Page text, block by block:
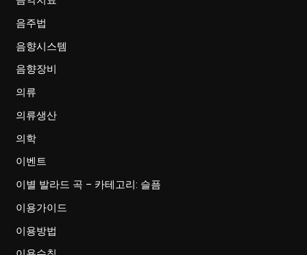
음주법
음향시스템
음향장비
의류
의류생산
의학
이벤트
이별 발라드 곡 – 카테고리: 슬픔
이용가이드
이용방법